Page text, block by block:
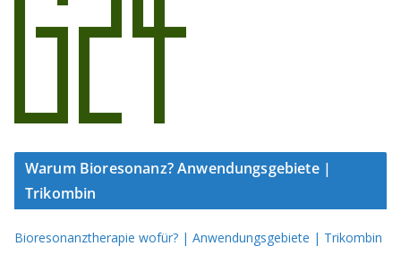
Warum Bioresonanz? Anwendungsgebiete |
Trikombin
Bioresonanztherapie wofür? | Anwendungsgebiete | Trikombin